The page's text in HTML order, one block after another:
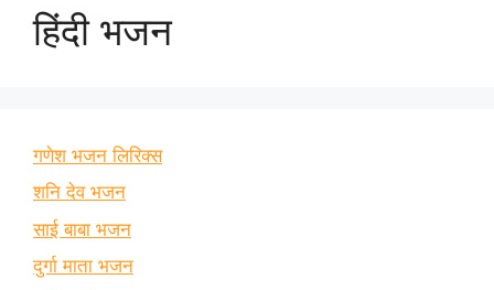
हिंदी भजन
गणेश भजन लिरिक्स
शनि देव भजन
साई बाबा भजन
दुर्गा माता भजन